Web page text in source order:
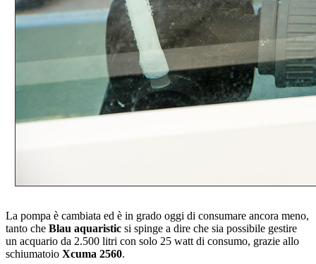
La pompa è cambiata ed è in grado oggi di consumare ancora meno,
tanto che Blau aquaristic si spinge a dire che sia possibile gestire
un acquario da 2.500 litri con solo 25 watt di consumo, grazie allo
schiumatoio Xcuma 2560.